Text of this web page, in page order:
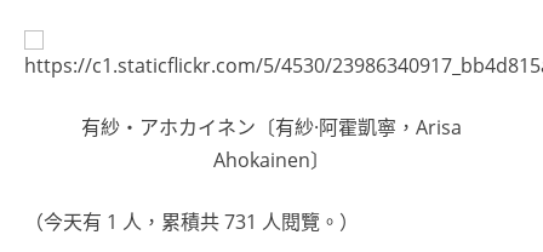
有紗・アホカイネン〔有紗·阿霍凱寧，Arisa
Ahokainen〕
（今天有 1 人，累積共 731 人閱覽。）